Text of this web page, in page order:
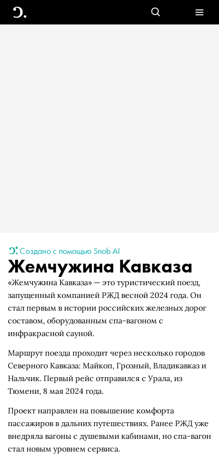
Создано с помощью Snob AI
Жемчужина Кавказа
«Жемчужина Кавказа» — это туристический поезд,
запущенный компанией РЖД весной 2024 года. Он
стал первым в истории российских железных дорог
составом, оборудованным спа-вагоном с
инфракрасной сауной.
Маршрут поезда проходит через несколько городов
Северного Кавказа: Майкоп, Грозный, Владикавказ и
Нальчик. Первый рейс отправился с Урала, из
Тюмени, 8 мая 2024 года.
Проект направлен на повышение комфорта
пассажиров в дальних путешествиях. Ранее РЖД уже
внедряла вагоны с душевыми кабинами, но спа-вагон
стал новым уровнем сервиса.